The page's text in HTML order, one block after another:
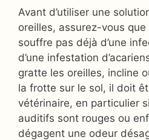
Avant d’utiliser une
oreilles, assurez-vous
souffre pas déjà d’une
d’une infestation
gratte les oreilles, incline
la frotte sur le sol, il doit
vétérinaire, en particulier
auditifs sont rouges ou
dégagent une odeur